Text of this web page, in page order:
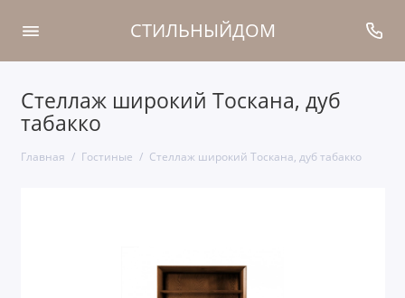
СТИЛЬНЫЙДОМ
Стеллаж широкий Тоскана, дуб
табакко
Главная Гостиные Стеллаж широкий Тоскана, дуб табакко